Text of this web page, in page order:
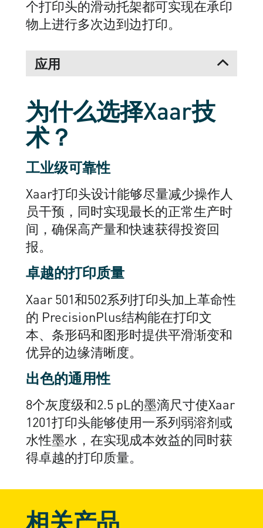
个打印头的滑动托架都可实现在承印
物上进行多次边到边打印。
应用
为什么选择Xaar技
术？
工业级可靠性
Xaar打印头设计能够尽量减少操作人
员干预，同时实现最长的正常生产时
间，确保高产量和快速获得投资回
报。
卓越的打印质量
Xaar 501和502系列打印头加上革命性
的 PrecisionPlus结构能在打印文
本、条形码和图形时提供平滑渐变和
优异的边缘清晰度。
出色的通用性
8个灰度级和2.5 pL的墨滴尺寸使Xaar
1201打印头能够使用一系列弱溶剂或
水性墨水，在实现成本效益的同时获
得卓越的打印质量。
相关产品